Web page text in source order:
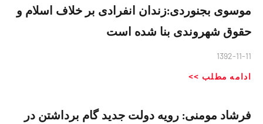
موسوی بجنوردی:زندان‌ انفرادی بر خلاف اسلام و
حقوق شهروندی بنا شده است
1392-11-11
ادامه مطلب >>
فرشاد مومنی: رویه دولت جدید گام برداشتن در